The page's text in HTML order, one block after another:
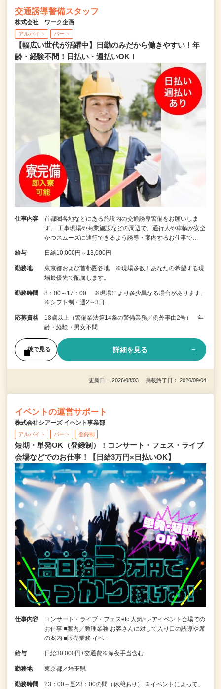
交通誘導警備スタッフ
株式会社 ワーク企画
アルバイト パート
【幅広い世代が活躍中】日勤のみだから働きやすい！年
齢・経験不問！日払い・週払いOK！
仕事内容
首都圏各地などにある施設内の交通誘導警備をお願いしま
す。 工事現場や商業施設などの周辺で、通行人や車輌が安全
かつスムーズに通行できるよう誘導・案内するお仕事で…
給与 日給10,000円～13,000円
勤務地
東京都および首都圏各地 ※現場多数！あなたの希望する現
場最優先で配属します。
勤務時間
8：00～17：00 ※現場により多少異なる場合があります。
※シフト制・週2～3日…
応募資格
18歳以上（警備業法第14条の警備業務／例外事由2号） 年
齢・経験・男女不問
後で見る 詳細を見る
更新日： 2026/08/03 掲載終了日： 2026/09/04
イベントの運営サポート
株式会社シアーズ イベント事業部
アルバイト パート 登録制
短期・単発OK（登録制）！コンサート・フェス・ライブ
会場などでのお仕事！【日給3万円×日払いOK】
仕事内容
コンサート・ライブ・フェスetc 人気×レアイベント会場での
お仕事 ■案内／整理業務 お客さんに対して入り口の誘導や席
の案内 ■販売業務 イベ…
給与 日給30,000円+交通費※深夜手当含む
勤務地 東京都／埼玉県
勤務時間
23：00～翌23：00の間（休憩あり） ※イベントによって、